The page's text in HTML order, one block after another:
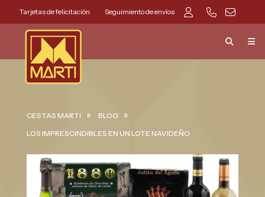
Tarjetas de felicitación Seguimiento de envíos
CESTAS MARTI
BLOG
LOS IMPRESCINDIBLES EN UN LOTE NAVIDEÑO